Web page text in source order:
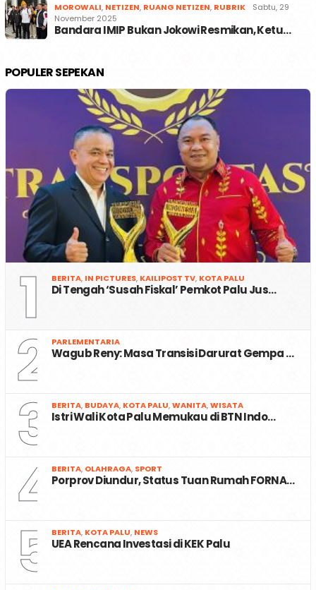
MOROWALI, NETIZEN, RUANG NETIZEN, RUBRIK
Sabtu, 29
November 2025
Bandara IMIP Bukan Jokowi Resmikan, Ketu…
POPULER SEPEKAN
1 BERITA, IN PICTURES, KAILIPOST TV, KOTA PALU
Di Tengah ‘Susah Fiskal’ Pemkot Palu Jus…
2 PARLEMENTARIA
Wagub Reny: Masa Transisi Darurat Gempa …
3 BERITA, BUDAYA, KOTA PALU,WANITA,WISATA
Istri Wali Kota Palu Memukau di BTN Indo…
4 BERITA, OLAHRAGA, SPORT
Porprov Diundur, Status Tuan Rumah FORNA…
5 BERITA, KOTA PALU, NEWS
UEA Rencana Investasi di KEK Palu